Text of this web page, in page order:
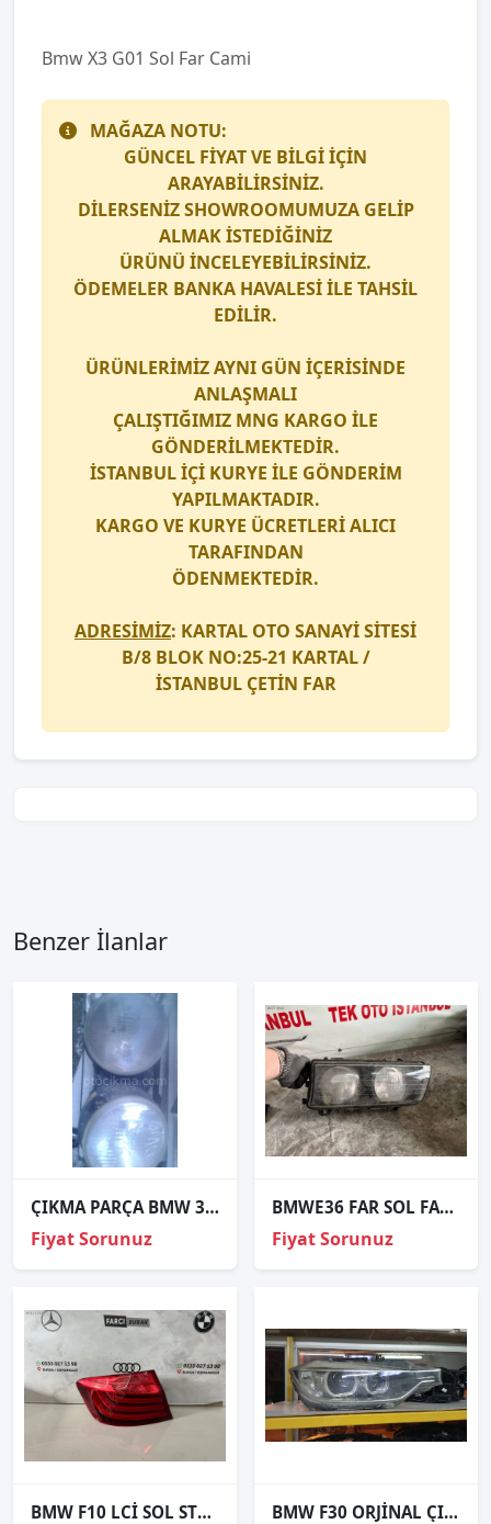
Bmw X3 G01 Sol Far Cami
MAĞAZA NOTU:
GÜNCEL FİYAT VE BİLGİ İÇİN
ARAYABİLİRSİNİZ.
DİLERSENİZ SHOWROOMUMUZA GELİP
ALMAK İSTEDİĞİNİZ
ÜRÜNÜ İNCELEYEBİLİRSİNİZ.
ÖDEMELER BANKA HAVALESİ İLE TAHSİL
EDİLİR.
ÜRÜNLERİMİZ AYNI GÜN İÇERİSİNDE
ANLAŞMALI
ÇALIŞTIĞIMIZ MNG KARGO İLE
GÖNDERİLMEKTEDİR.
İSTANBUL İÇİ KURYE İLE GÖNDERİM
YAPILMAKTADIR.
KARGO VE KURYE ÜCRETLERİ ALICI
TARAFINDAN
ÖDENMEKTEDİR.
ADRESİMİZ: KARTAL OTO SANAYİ SİTESİ
B/8 BLOK NO:25-21 KARTAL /
İSTANBUL ÇETİN FAR
Benzer İlanlar
ÇIKMA PARÇA BMW 3.16 ÖN SAĞ FAR
Fiyat Sorunuz
BMWE36 FAR SOL FAR MERCEKLİ
Fiyat Sorunuz
BMW F10 LCİ SOL STOP ORJİNAL HATASIZ BMW F30 ORJİNAL ÇIKMA SAĞ FAR